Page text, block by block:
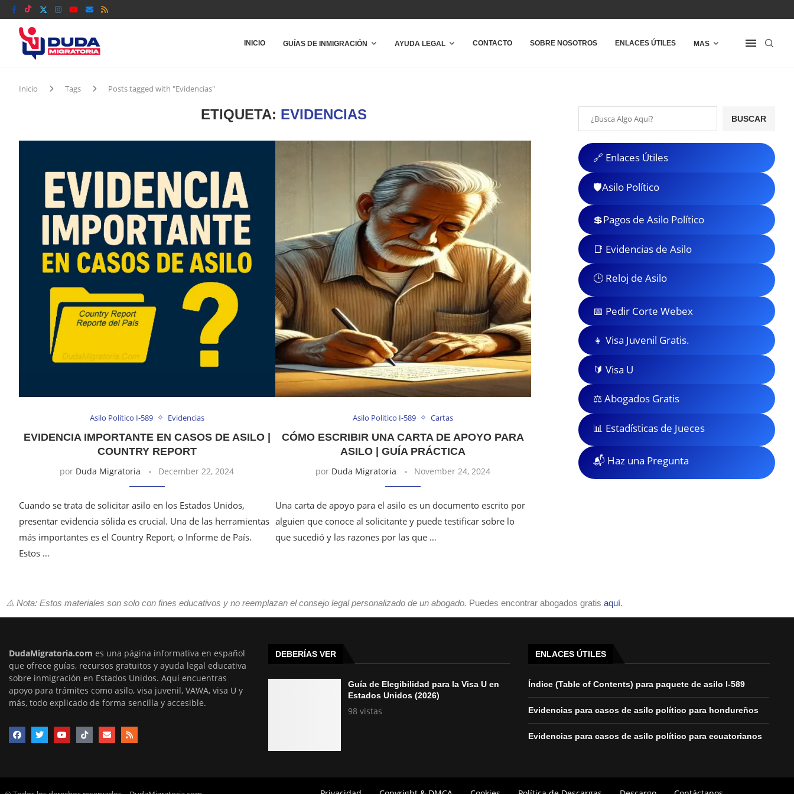
INICIO GUÍAS DE INMIGRACIÓN AYUDA LEGAL CONTACTO SOBRE NOSOTROS ENLACES ÚTILES MAS
Inicio Tags Posts tagged with "Evidencias"
ETIQUETA: EVIDENCIAS
Asilo Politico I-589 Evidencias
EVIDENCIA IMPORTANTE EN CASOS DE ASILO |
COUNTRY REPORT
por Duda Migratoria December 22, 2024
Cuando se trata de solicitar asilo en los Estados Unidos,
presentar evidencia sólida es crucial. Una de las herramientas
más importantes es el Country Report, o Informe de País.
Estos …
Asilo Politico I-589 Cartas
CÓMO ESCRIBIR UNA CARTA DE APOYO PARA
ASILO | GUÍA PRÁCTICA
por Duda Migratoria November 24, 2024
Una carta de apoyo para el asilo es un documento escrito por
alguien que conoce al solicitante y puede testificar sobre lo
que sucedió y las razones por las que …
BUSCAR
🔗 Enlaces Útiles
🛡️Asilo Político
💲Pagos de Asilo Político
📑 Evidencias de Asilo
🕒 Reloj de Asilo
📅 Pedir Corte Webex
👧 Visa Juvenil Gratis.
🔰 Visa U
⚖️ Abogados Gratis
📊 Estadísticas de Jueces
📬 Haz una Pregunta
⚠️ Nota: Estos materiales son solo con fines educativos y no reemplazan el consejo legal personalizado de un abogado. Puedes encontrar abogados gratis aquí.
DudaMigratoria.com es una página informativa en español
que ofrece guías, recursos gratuitos y ayuda legal educativa
sobre inmigración en Estados Unidos. Aquí encuentras
apoyo para trámites como asilo, visa juvenil, VAWA, visa U y
más, todo explicado de forma sencilla y accesible.
DEBERÍAS VER
Guía de Elegibilidad para la Visa U en
Estados Unidos (2026)
98 vistas
ENLACES ÚTILES
Índice (Table of Contents) para paquete de asilo I-589
Evidencias para casos de asilo político para hondureños
Evidencias para casos de asilo político para ecuatorianos